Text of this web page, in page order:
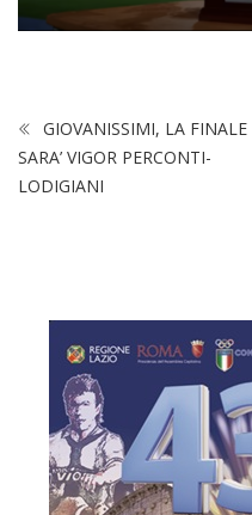
GIOVANISSIMI, LA FINALE
SARA’ VIGOR PERCONTI-
LODIGIANI